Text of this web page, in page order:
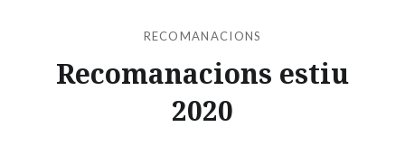
RECOMANACIONS
Recomanacions estiu
2020